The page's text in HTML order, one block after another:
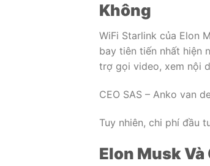
Không
WiFi Starlink của Elon
bay tiên tiến nhất hiện
trợ gọi video, xem nội
CEO SAS – Anko van
Tuy nhiên, chi phí đầu
Elon Musk Và